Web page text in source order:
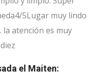
4/5Lugar muy lindo
la atención es muy
el Maiten: